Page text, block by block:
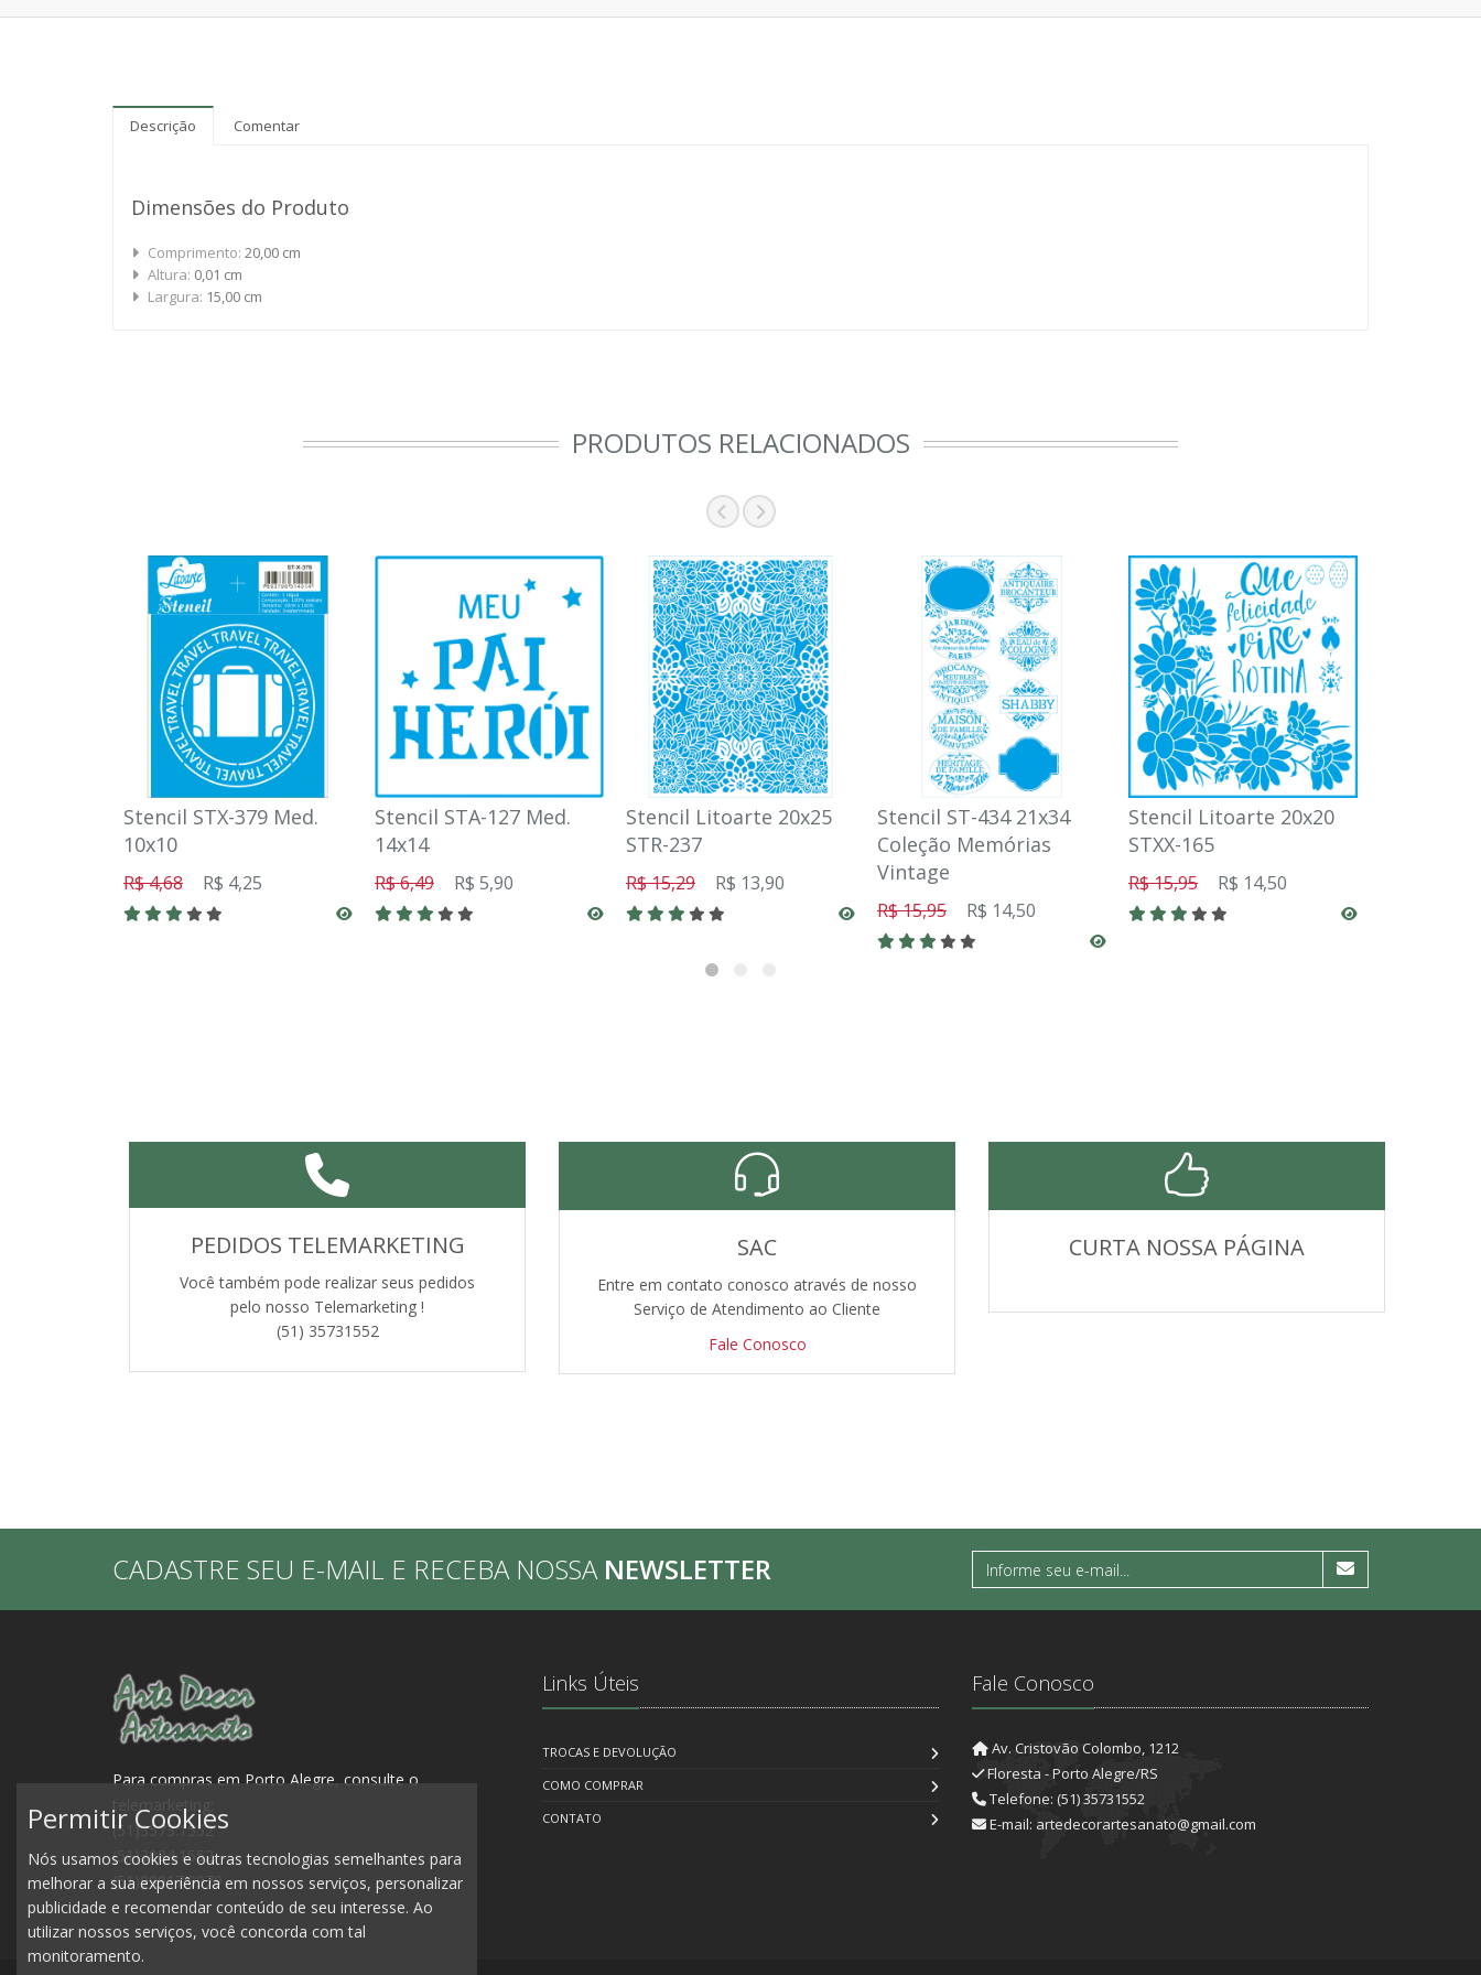
Descrição Comentar
Dimensões do Produto
Comprimento: 20,00 cm
Altura: 0,01 cm
Largura: 15,00 cm
PRODUTOS RELACIONADOS
Stencil STX-379 Med.
10x10
R$ 4,68 R$ 4,25
Stencil STA-127 Med.
14x14
R$ 6,49 R$ 5,90
Stencil Litoarte 20x25
STR-237
R$ 15,29 R$ 13,90
Stencil ST-434 21x34
Coleção Memórias
Vintage
R$ 15,95 R$ 14,50
Stencil Litoarte 20x20
STXX-165
R$ 15,95 R$ 14,50
PEDIDOS TELEMARKETING
Você também pode realizar seus pedidos
pelo nosso Telemarketing !
(51) 35731552
SAC
Entre em contato conosco através de nosso
Serviço de Atendimento ao Cliente
Fale Conosco
CURTA NOSSA PÁGINA
CADASTRE SEU E-MAIL E RECEBA NOSSA NEWSLETTER
Para compras em Porto Alegre, consulte o
telemarketing:
(51)3573.1552
(51)3084.1552
(51)99917.0979
Links Úteis
TROCAS E DEVOLUÇÃO
COMO COMPRAR
CONTATO
Fale Conosco
Av. Cristovão Colombo, 1212
Floresta - Porto Alegre/RS
Telefone: (51) 35731552
E-mail: artedecorartesanato@gmail.com
Permitir Cookies
Nós usamos cookies e outras tecnologias semelhantes para
melhorar a sua experiência em nossos serviços, personalizar
publicidade e recomendar conteúdo de seu interesse. Ao
utilizar nossos serviços, você concorda com tal
monitoramento.